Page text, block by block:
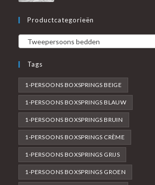
Productcategorieën
Tweepersoons bedden
Tags
1-PERSOONS BOXSPRINGS BEIGE
1-PERSOONS BOXSPRINGS BLAUW
1-PERSOONS BOXSPRINGS BRUIN
1-PERSOONS BOXSPRINGS CRÈME
1-PERSOONS BOXSPRINGS GRIJS
1-PERSOONS BOXSPRINGS GROEN